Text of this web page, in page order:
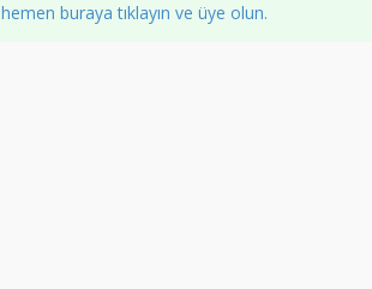
hemen buraya tıklayın ve üye olun.